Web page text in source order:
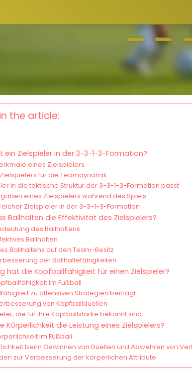
the article:
ein Zielspieler in der 3-3-1-3-Formation?
eines Zielspielers
für die Teamdynamik
in die taktische Struktur der 3-3-1-3-Formation passt
eines Zielspielers während des Spiels
Zielspieler in der 3-3-1-3-Formation
Ballhalten die Effektivität des Zielspielers?
des Ballhaltens
Ballhalten
Ballhaltens auf den Team-Besitz
der Ballhaltefähigkeiten
hat die Kopfballfähigkeit für einen Zielspieler?
im Fußball
zu offensiven Strategien beiträgt
von Kopfballduellen
die für ihre Kopfballstärke bekannt sind
Körperlichkeit die Leistung eines Zielspielers?
im Fußball
beim Gewinnen von Duellen und Abwehren von
zur Verbesserung der körperlichen Attribute